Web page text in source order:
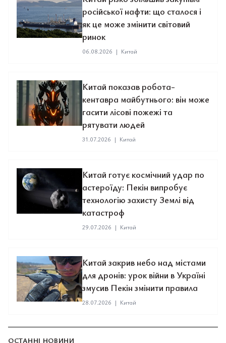
російської нафти: що сталося і
як це може змінити світовий
ринок
06.08.2026 | Китай
Китай показав робота-
кентавра майбутнього: він може
гасити лісові пожежі та
рятувати людей
31.07.2026 | Китай
Китай готує космічний удар по
астероїду: Пекін випробує
технологію захисту Землі від
катастроф
29.07.2026 | Китай
Китай закрив небо над містами
для дронів: урок війни в Україні
змусив Пекін змінити правила
28.07.2026 | Китай
ОСТАННІ НОВИНИ